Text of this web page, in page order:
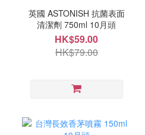
英國 ASTONISH 抗菌表面
清潔劑 750ml 10月頭
HK$59.00
HK$79.00